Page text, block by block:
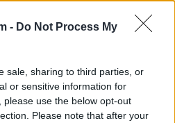
- Do Not Process My
sale, sharing to third parties, or
or sensitive information for
use the below opt-out
Please note that after your
da modello per lo
delle minoranze a livello
ungherese-sloveno
la comunità nazionale come
i diritti individuali